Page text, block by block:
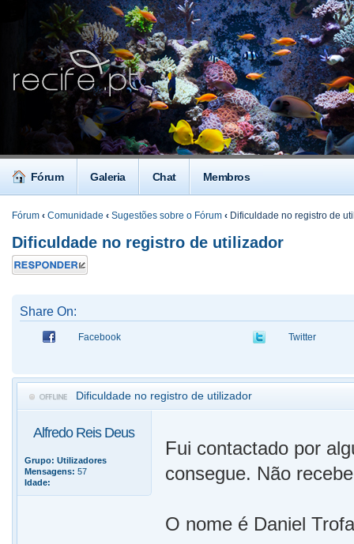
Fórum Galeria Chat Membros
Fórum ‹ Comunidade ‹ Sugestões sobre o Fórum ‹ Dificuldade no registro de
Dificuldade no registro de utilizador
Responder
Share On:
Facebook Twitter
Dificuldade no registro de utilizador
Alfredo Reis Deus
Grupo: Utilizadores
Mensagens: 57
Idade:
Fui contactado por
consegue. Não
O nome é Daniel